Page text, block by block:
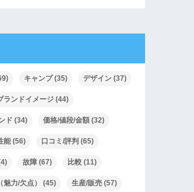
キャンプ(35) デザイン (37)
ランドイメージ (44)
ド (34) 価格/値段/金額 (32)
能 (56) 口コミ/評判 (65)
故障 (67) 比較 (11)
魅力/欠点） (45) 生産/販売 (57)